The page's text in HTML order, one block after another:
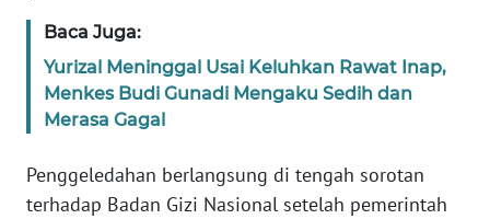
Baca Juga:
Yurizal Meninggal Usai Keluhkan Rawat Inap,
Menkes Budi Gunadi Mengaku Sedih dan
Merasa Gagal
Penggeledahan berlangsung di tengah sorotan
terhadap Badan Gizi Nasional setelah pemerintah
MEDIA
SIBER
REDAKSI
KARIR